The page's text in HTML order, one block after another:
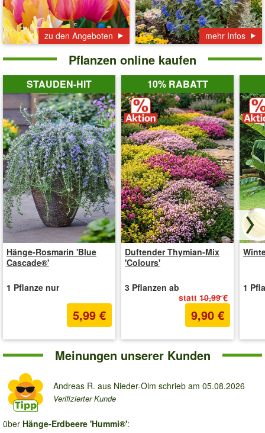
zu den Angeboten mehr Infos
Pflanzen online kaufen
Pflanzen online kaufen
Produktvorschlag
STAUDEN-HIT
Hänge-Rosmarin 'Blue
Cascade®'
1 Pflanze nur
5,99 €
Produktvorschlag
10% RABATT
Duftender Thymian-Mix
'Colours'
statt 10,99 €
3 Pflanzen ab
9,90 €
1
Meinungen unserer Kunden
Andreas R. aus Nieder-Olm schrieb am 05.08.2026
Verifizierter Kunde
über Hänge-Erdbeere 'Hummi®':